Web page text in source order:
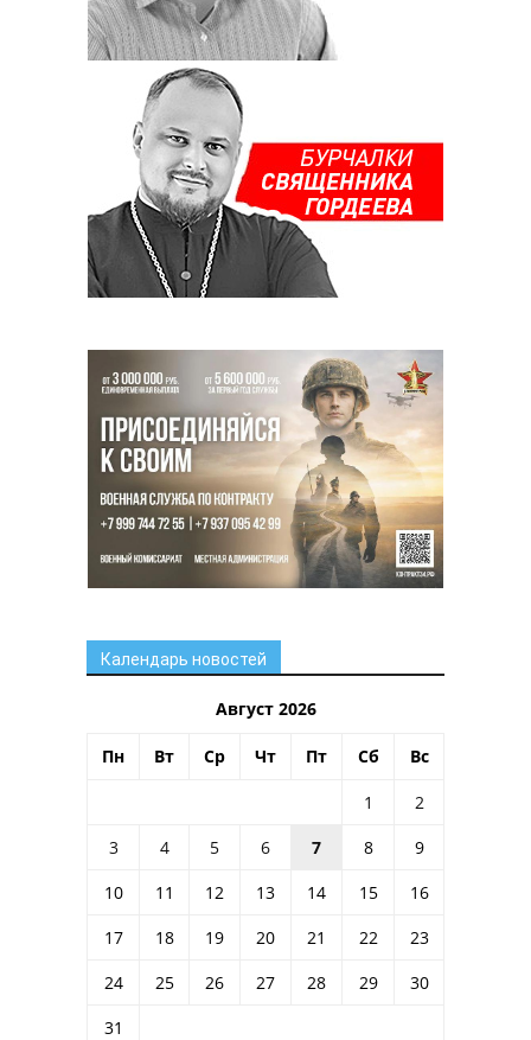
Календарь новостей
Август 2026
Пн Вт Ср Чт Пт Сб Вс
1
2
3
4 5 6 7 8
9
10
11 12 13 14 15
16
17
18 19 20 21 22
23
24
25 26 27 28 29
30
31